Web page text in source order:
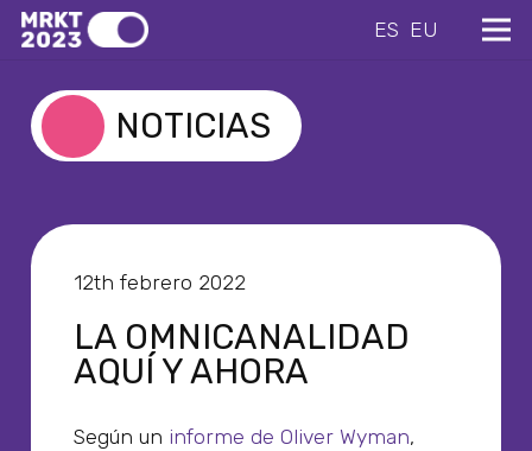
ES EU
NOTICIAS
12th febrero 2022
LA OMNICANALIDAD
AQUÍ Y AHORA
Según un informe de Oliver Wyman,